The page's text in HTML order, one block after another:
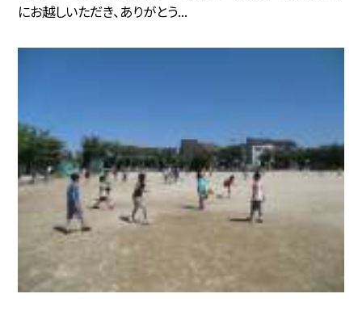
にお越しいただき、ありがとう...